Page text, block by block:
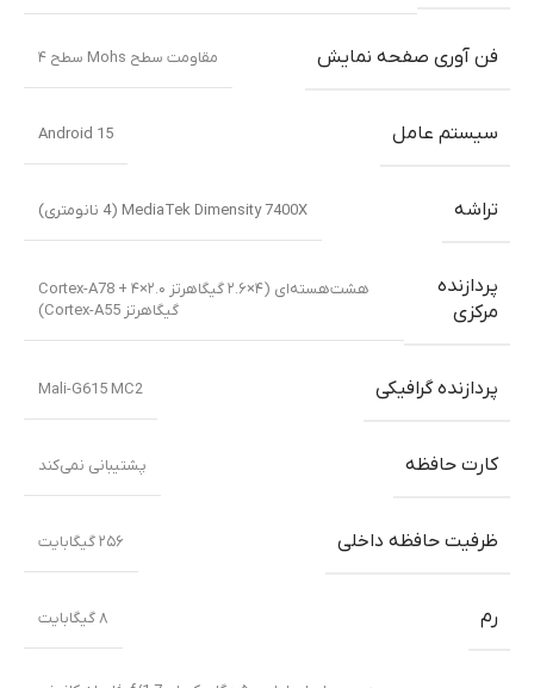
فن آوری صفحه نمایش مقاومت سطح Mohs سطح ۴
سیستم عامل Android 15
تراشه MediaTek Dimensity 7400X (4 نانومتری)
پردازنده
مرکزی
هشت‌هسته‌ای (۴×۲.۶ گیگاهرتز Cortex-A78 + ۴×۲.۰
گیگاهرتز Cortex-A55)
پردازنده گرافیکی Mali-G615 MC2
کارت حافظه پشتیبانی نمی‌کند
ظرفیت حافظه داخلی ۲۵۶ گیگابایت
رم ۸ گیگابایت